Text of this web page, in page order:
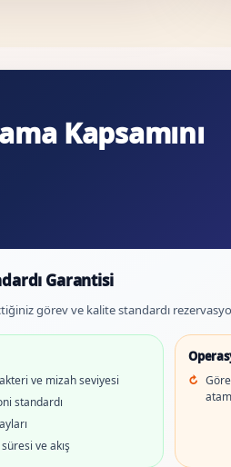
Kapsamını
Garantisi
görev ve kalite standardı
ve mizah seviyesi
standardı
ve akış